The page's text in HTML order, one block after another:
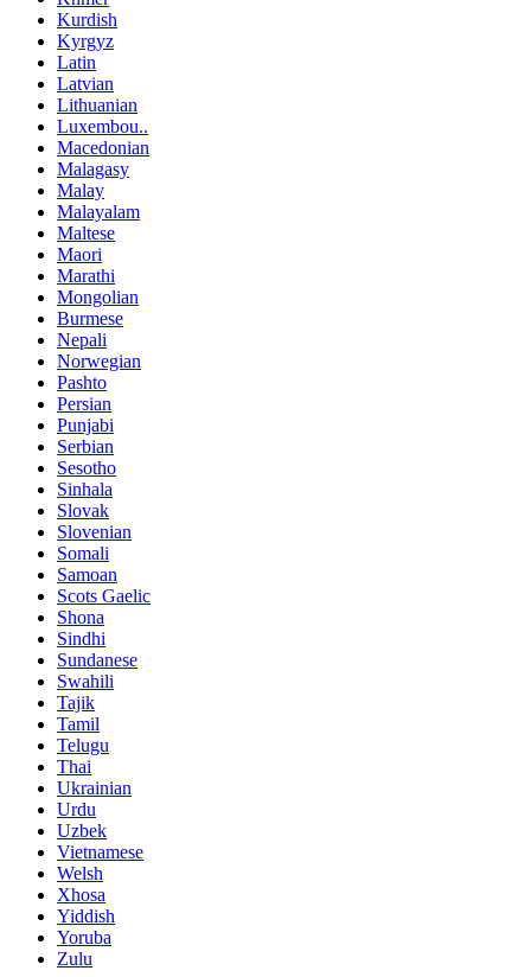
Kurdish
Kyrgyz
Latin
Latvian
Lithuanian
Luxembou..
Macedonian
Malagasy
Malay
Malayalam
Maltese
Maori
Marathi
Mongolian
Burmese
Nepali
Norwegian
Pashto
Persian
Punjabi
Serbian
Sesotho
Sinhala
Slovak
Slovenian
Somali
Samoan
Scots Gaelic
Shona
Sindhi
Sundanese
Swahili
Tajik
Tamil
Telugu
Thai
Ukrainian
Urdu
Uzbek
Vietnamese
Welsh
Xhosa
Yiddish
Yoruba
Zulu